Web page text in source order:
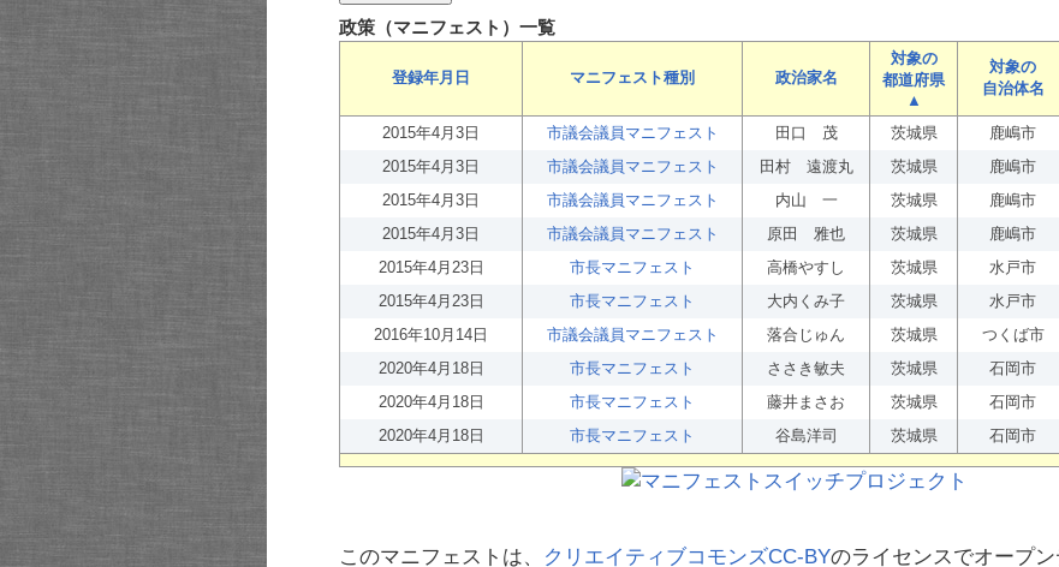
政策（マニフェスト）一覧
登録年月日 マニフェスト種別 政治家名
対象の
都道府県
▲
対象の
自治体名
2015年4月3日 市議会議員マニフェスト 田口 茂 茨城県 鹿嶋市
2015年4月3日
市議会議員マニフェスト 田村 遠渡丸 茨城県 鹿嶋市
2015年4月3日
市議会議員マニフェスト 内山 一 茨城県 鹿嶋市
2015年4月3日
市議会議員マニフェスト 原田 雅也 茨城県 鹿嶋市
2015年4月23日
市長マニフェスト 高橋やすし 茨城県 水戸市
2015年4月23日
市長マニフェスト 大内くみ子 茨城県 水戸市
2016年10月14日
市議会議員マニフェスト 落合じゅん 茨城県 つくば市
2020年4月18日
市長マニフェスト ささき敏夫 茨城県 石岡市
2020年4月18日
市長マニフェスト 藤井まさお 茨城県 石岡市
2020年4月18日
市長マニフェスト 谷島洋司 茨城県 石岡市
このマニフェストは、 クリエイティブコモンズCC-BYのライセンスでオープ